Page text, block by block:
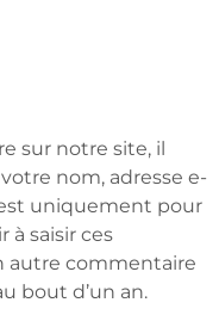
sur notre site, il
nom, adresse e-
uniquement pour
à saisir ces
autre commentaire
bout d’un an.